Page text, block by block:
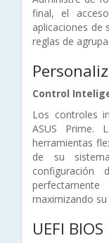
final, el
aplicaciones de
reglas de
Control
Los controles
ASUS Prime.
herramientas
de su
configuración
maximizando
UEFI BIOS